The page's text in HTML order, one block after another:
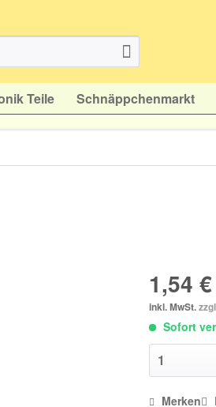
Teile Schnäppchenmarkt
1,54
inkl. MwSt.
Sofort
Merken